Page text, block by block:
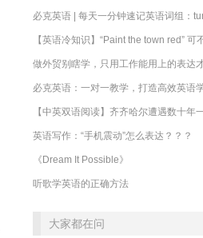
做外贸别瞎学，只用工作能用上的表达
必克英语：一对一教学，打造高效英语
【中英双语阅读】齐齐哈尔遭遇数十年
英语写作：“手机震动”怎么表达？？？
《Dream It Possible》
听歌学英语的正确方法
大家都在问